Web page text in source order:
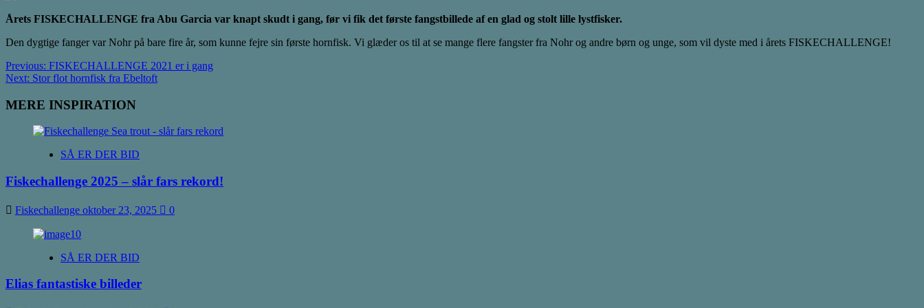
Årets FISKECHALLENGE fra Abu Garcia var knapt skudt i gang, før vi fik det første fangstbillede af en glad og stolt lille lystfisker.
Den dygtige fanger var Nohr på bare fire år, som kunne fejre sin første hornfisk. Vi glæder os til at se mange flere fangster fra Nohr og andre børn og unge, som vil dyste med i årets FISKECHALLENGE!
Post
navigation
Previous: FISKECHALLENGE 2021 er i gang
Next: Stor flot hornfisk fra Ebeltoft
MERE INSPIRATION
SÅ ER DER BID
Fiskechallenge 2025 – slår fars rekord!
Fiskechallenge oktober 23, 2025 0
SÅ ER DER BID
Elias fantastiske billeder